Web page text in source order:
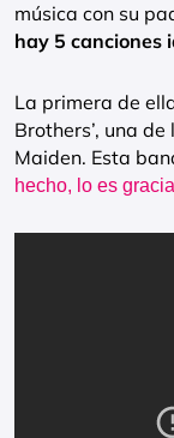
música con su
hay 5 canciones
La primera de
Brothers’, una
Maiden. Esta
hecho, lo es